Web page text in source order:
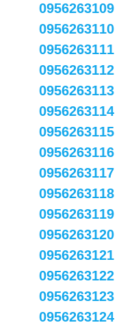
0956263109
0956263110
0956263111
0956263112
0956263113
0956263114
0956263115
0956263116
0956263117
0956263118
0956263119
0956263120
0956263121
0956263122
0956263123
0956263124